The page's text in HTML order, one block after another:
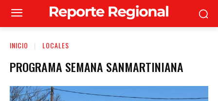
INICIO LOCALES
PROGRAMA SEMANA SANMARTINIANA